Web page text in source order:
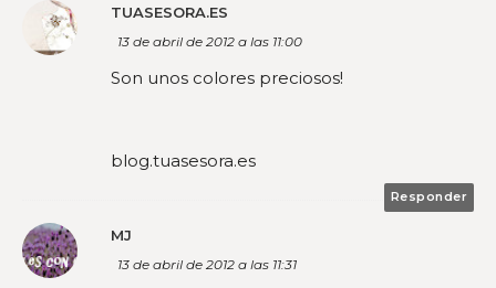
TUASESORA.ES
13 de abril de 2012 a las 11:00
Son unos colores preciosos!
blog.tuasesora.es
Responder
MJ
13 de abril de 2012 a las 11:31